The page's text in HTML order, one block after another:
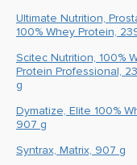
Ultimate Nutrition,
100% Whey Protein,
Scitec Nutrition, 100%
Protein Professional,
g
Dymatize, Elite 100%
907 g
Syntrax, Matrix, 907 g